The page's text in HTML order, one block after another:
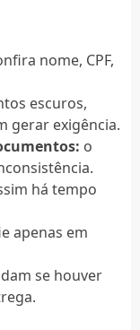
nome, CPF,
escuros,
gerar exigência.
o
há tempo
apenas em
se houver